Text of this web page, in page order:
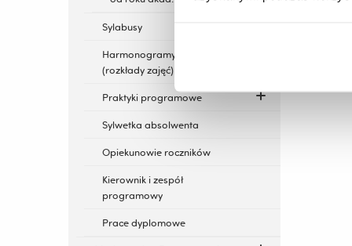
Sylabusy
Harmonogramy zajęć
(rozkłady zajęć)
Praktyki programowe
Sylwetka absolwenta
Opiekunowie roczników
Kierownik i zespół
programowy
Prace dyplomowe